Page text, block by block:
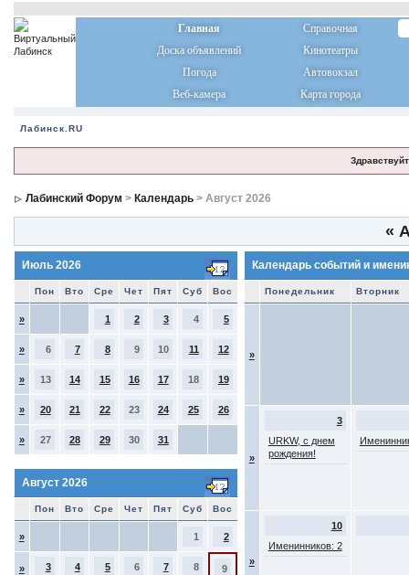
Главная
Справочная
Доска объявлений
Кинотеатры
Погода
Автовокзал
Веб-камера
Карта города
Лабинск.RU
Лабинский Форум > Календарь> Август 2026
«
Июль 2026
Пон Вто Сре Чет Пят Суб Вос
» 1 2 3 4 5
» 6 7 8 9 10 11 12
» 13 14 15 16 17 18 19
» 20 21 22 23 24 25 26
» 27 28 29 30 31
Август 2026
Пон Вто Сре Чет Пят Суб Вос
» 1 2
» 3 4 5 6 7 8 9
Календарь событий и
Понедельник Вторник
»
»
3
URKW, с днем
рождения!
»
10
Именинников: 2